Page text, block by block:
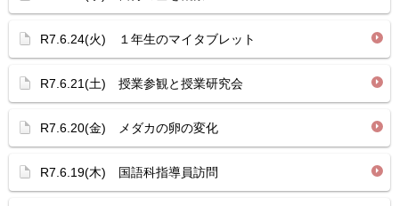
R7.6.24(火) １年生のマイタブレット
R7.6.21(土) 授業参観と授業研究会
R7.6.20(金) メダカの卵の変化
R7.6.19(木) 国語科指導員訪問